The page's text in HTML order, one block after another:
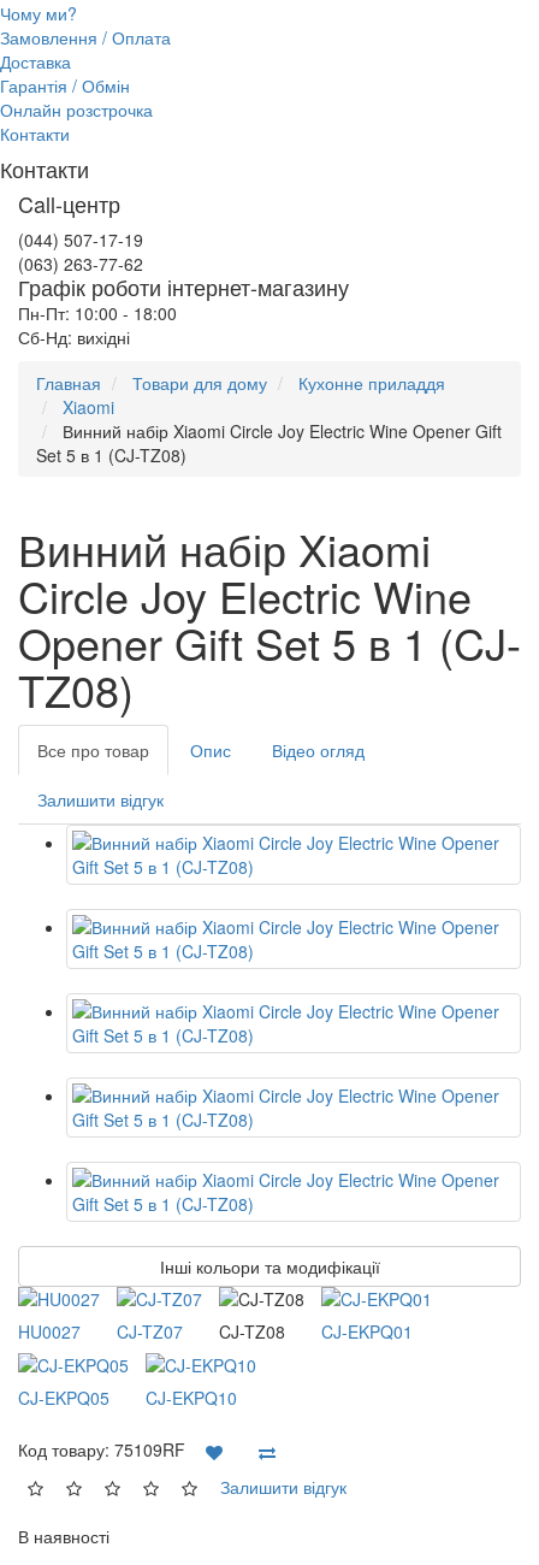
Чому ми?
Замовлення / Оплата
Доставка
Гарантія / Обмін
Онлайн розстрочка
Контакти
Контакти
Call-центр
(044) 507-17-19
(063) 263-77-62
Графік роботи інтернет-магазину
Пн-Пт: 10:00 - 18:00
Сб-Нд: вихідні
Главная
Товари для дому
Кухонне приладдя
Xiaomi
Винний набір Xiaomi Circle Joy Electric Wine Opener Gift
Set 5 в 1 (CJ-TZ08)
Винний набір Xiaomi
Circle Joy Electric Wine
Opener Gift Set 5 в 1 (CJ-
TZ08)
Все про товар Опис Відео огляд
Залишити відгук
Інші кольори та модифікації
HU0027 CJ-TZ07 CJ-TZ08 CJ-EKPQ01
CJ-EKPQ05 CJ-EKPQ10
Код товару: 75109RF
Залишити відгук
В наявності